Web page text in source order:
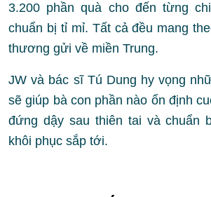
3.200 phần quà cho đến từng
chuẩn bị tỉ mỉ. Tất cả đều mang
thương gửi về miền Trung.
JW và bác sĩ Tú Dung hy vọng
sẽ giúp bà con phần nào ổn định
đứng dậy sau thiên tai và chuẩn
khôi phục sắp tới.